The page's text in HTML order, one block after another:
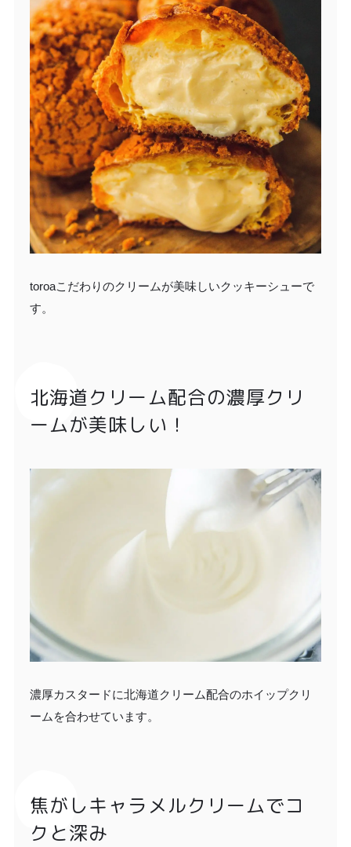
toroaこだわりのクリームが美味しいクッキーシューで
す。
北海道クリーム配合の濃厚クリ
ームが美味しい！
濃厚カスタードに北海道クリーム配合のホイップクリ
ームを合わせています。
焦がしキャラメルクリームでコ
クと深み